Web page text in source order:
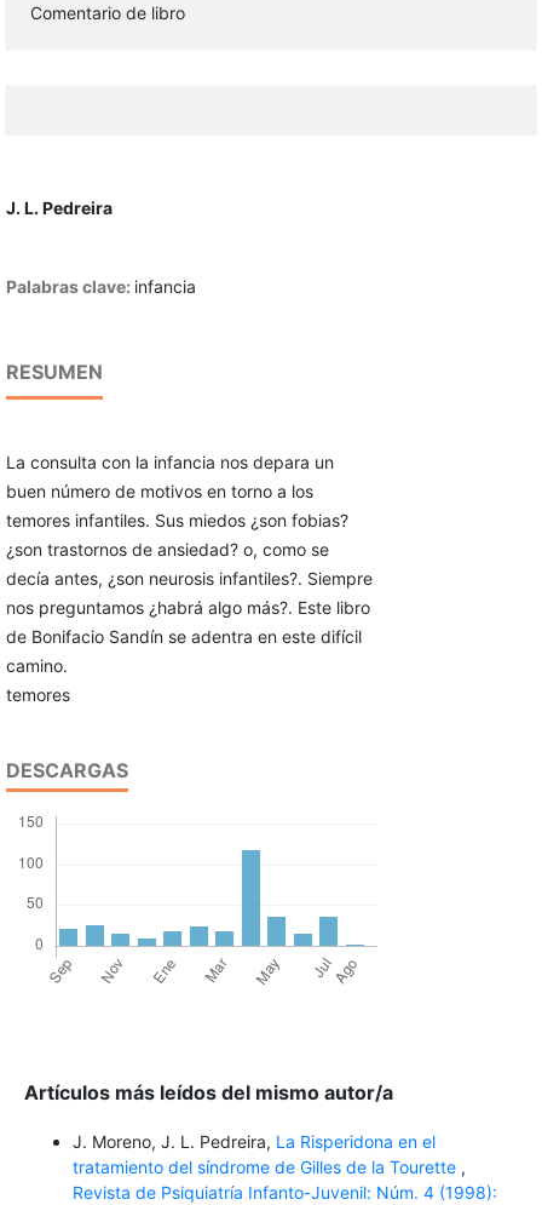
Comentario de libro
J. L. Pedreira
Palabras clave: infancia
RESUMEN
La consulta con la infancia nos depara un
buen número de motivos en torno a los
temores infantiles. Sus miedos ¿son fobias?
¿son trastornos de ansiedad? o, como se
decía antes, ¿son neurosis infantiles?. Siempre
nos preguntamos ¿habrá algo más?. Este libro
de Bonifacio Sandín se adentra en este difícil
camino.
temores
DESCARGAS
Artículos más leídos del mismo autor/a
J. Moreno, J. L. Pedreira, La Risperidona en el
tratamiento del síndrome de Gilles de la Tourette ,
Revista de Psiquiatría Infanto-Juvenil: Núm. 4 (1998):